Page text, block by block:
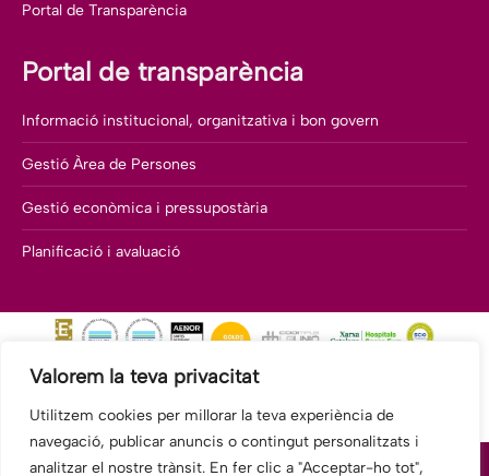
Valorem la teva privacitat
Utilitzem cookies per millorar la teva experiència de
navegació, publicar anuncis o contingut personalitzats i
analitzar el nostre trànsit. En fer clic a "Acceptar-ho tot",
Portal de Transparència
Portal de transparència
Informació institucional, organitzativa i bon govern
Gestió Àrea de Persones
Gestió econòmica i pressupostària
Planificació i avaluació